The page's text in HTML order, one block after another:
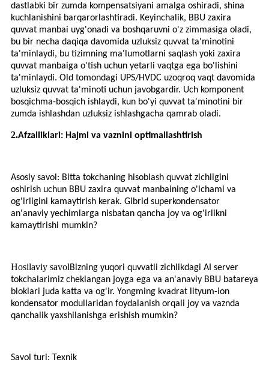
dastlabki bir zumda kompensatsiyani amalga oshiradi, shina
kuchlanishini barqarorlashtiradi. Keyinchalik, BBU zaxira
quvvat manbai uyg'onadi va boshqaruvni o'z zimmasiga oladi,
bu bir necha daqiqa davomida uzluksiz quvvat ta'minotini
ta'minlaydi, bu tizimning ma'lumotlarni saqlash yoki zaxira
quvvat manbaiga o'tish uchun yetarli vaqtga ega bo'lishini
ta'minlaydi. Old tomondagi UPS/HVDC uzoqroq vaqt davomida
uzluksiz quvvat ta'minoti uchun javobgardir. Uch komponent
bosqichma-bosqich ishlaydi, kun bo'yi quvvat ta'minotini bir
zumda ishlashdan uzluksiz ishlashgacha qamrab oladi.
2.Afzalliklari: Hajmi va vaznini optimallashtirish
Asosiy savol: Bitta tokchaning hisoblash quvvat zichligini
oshirish uchun BBU zaxira quvvat manbaining o'lchami va
og'irligini kamaytirish kerak. Gibrid superkondensator
an'anaviy yechimlarga nisbatan qancha joy va og'irlikni
kamaytirishi mumkin?
Hosilaviy savolBizning yuqori quvvatli zichlikdagi AI server
tokchalarimiz cheklangan joyga ega va an'anaviy BBU batareya
bloklari juda katta va og'ir. Yongming kvadrat lityum-ion
kondensator modullaridan foydalanish orqali joy va vaznda
qanchalik yaxshilanishga erishish mumkin?
Savol turi: Texnik